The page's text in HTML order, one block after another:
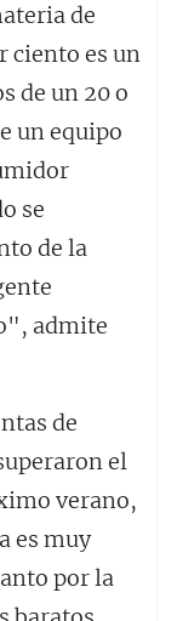
de
ciento es un
de un 20 o
un equipo
se
de la
admite
de
el
verano,
es muy
por la